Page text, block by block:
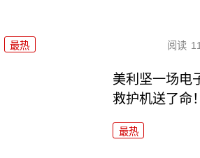
最热 阅读
美利坚一场电
救护机送了命！
最热